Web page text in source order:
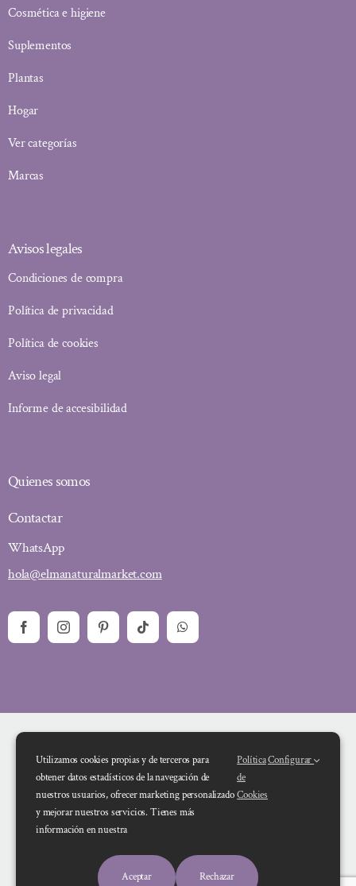
Cosmética e higiene
Suplementos
Plantas
Hogar
Ver categorías
Marcas
Avisos legales
Condiciones de compra
Política de privacidad
Política de cookies
Aviso legal
Informe de accesibilidad
Quienes somos
Contactar
WhatsApp
hola@elmanaturalmarket.com
Financiado por la Unión Europea – NextGenerationEU. Sin embargo, los
autores y no reflejan necesariamente los de la Unión Europea o la Comisión
Europea. Ni la Unión Europea ni la Comisión Europea pueden ser consideradas
Utilizamos cookies propias y de terceros para
obtener datos estadísticos de la navegación de
nuestros usuarios, ofrecer marketing personalizado
y mejorar nuestros servicios. Tienes más
información en nuestra
Política
de
Cookies
Configurar
Aceptar Rechazar